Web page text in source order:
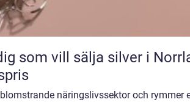
som vill sälja silver i
näringslivssektor och rymmer